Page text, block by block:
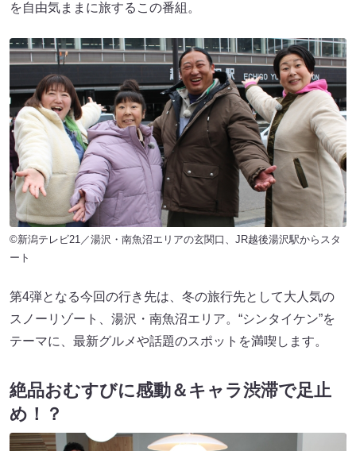
を自由気ままに旅するこの番組。
©新潟テレビ21／湯沢・南魚沼エリアの玄関口、JR越後湯沢駅からスタ
ート
第4弾となる今回の行き先は、冬の旅行先として大人気の
スノーリゾート、湯沢・南魚沼エリア。“シンタイケン”を
テーマに、最新グルメや話題のスポットを満喫します。
絶品おむすびに感動＆キャラ渋滞で足止
め！？